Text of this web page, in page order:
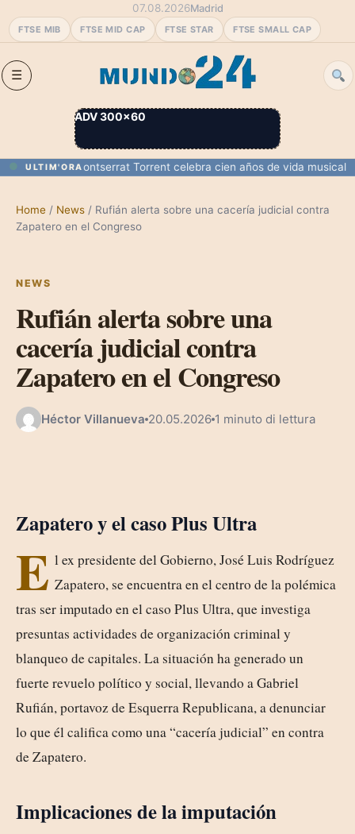
FTSE MIB FTSE MID CAP FTSE STAR FTSE SMALL CAP
07.08.2026Madrid
ADV 300×60
ULTIM'ORA
y MelillaMontserrat Torrent celebra cien años de vida musical
Home / News / Rufián alerta sobre una cacería judicial contra
Zapatero en el Congreso
NEWS
Rufián alerta sobre una
cacería judicial contra
Zapatero en el Congreso
Héctor Villanueva 20.05.2026 1 minuto di lettura
Zapatero y el caso Plus Ultra
E l ex presidente del Gobierno, José Luis Rodríguez
Zapatero, se encuentra en el centro de la polémica
tras ser imputado en el caso Plus Ultra, que investiga
presuntas actividades de organización criminal y
blanqueo de capitales. La situación ha generado un
fuerte revuelo político y social, llevando a Gabriel
Rufián, portavoz de Esquerra Republicana, a denunciar
lo que él califica como una “cacería judicial” en contra
de Zapatero.
Implicaciones de la imputación